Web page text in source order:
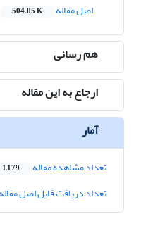
اصل مقاله
504.05 K
هم رسانی
ارجاع به این مقاله
آمار
تعداد مشاهده مقاله 1,179
تعداد دریافت فایل اصل مقاله